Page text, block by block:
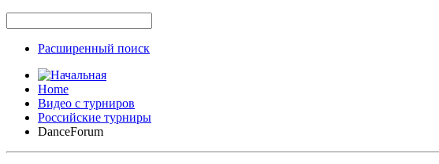
Расширенный поиск
Home
Видео с турниров
Российские турниры
DanceForum